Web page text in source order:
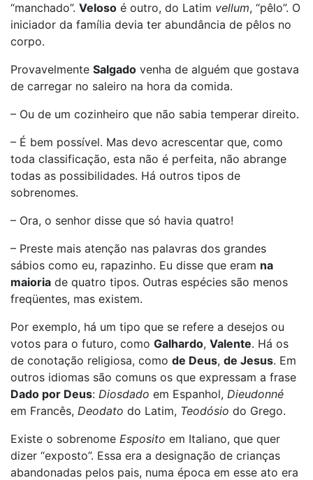
“manchado”. Veloso é outro, do Latim vellum, “pêlo”. O
iniciador da família devia ter abundância de pêlos no
corpo.
Provavelmente Salgado venha de alguém que gostava
de carregar no saleiro na hora da comida.
– Ou de um cozinheiro que não sabia temperar direito.
– É bem possível. Mas devo acrescentar que, como
toda classificação, esta não é perfeita, não abrange
todas as possibilidades. Há outros tipos de
sobrenomes.
– Ora, o senhor disse que só havia quatro!
– Preste mais atenção nas palavras dos grandes
sábios como eu, rapazinho. Eu disse que eram na
maioria de quatro tipos. Outras espécies são menos
freqüentes, mas existem.
Por exemplo, há um tipo que se refere a desejos ou
votos para o futuro, como Galhardo, Valente. Há os
de conotação religiosa, como de Deus, de Jesus. Em
outros idiomas são comuns os que expressam a frase
Dado por Deus: Diosdado em Espanhol, Dieudonné
em Francês, Deodato do Latim, Teodósio do Grego.
Existe o sobrenome Esposito em Italiano, que quer
dizer “exposto”. Essa era a designação de crianças
abandonadas pelos pais, numa época em esse ato era